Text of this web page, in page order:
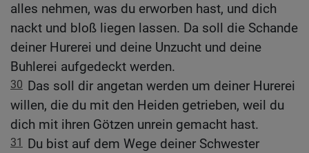
alles nehmen, was du erworben hast, und dich
nackt und bloß liegen lassen. Da soll die Schande
deiner Hurerei und deine Unzucht und deine
Buhlerei aufgedeckt werden.
30 Das soll dir angetan werden um deiner Hurerei
willen, die du mit den Heiden getrieben, weil du
dich mit ihren Götzen unrein gemacht hast.
31
Du bist auf dem Wege deiner Schwester